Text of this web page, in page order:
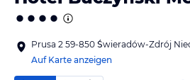
Prusa 2 59-850 Świeradów-Zdrój
Auf Karte anzeigen